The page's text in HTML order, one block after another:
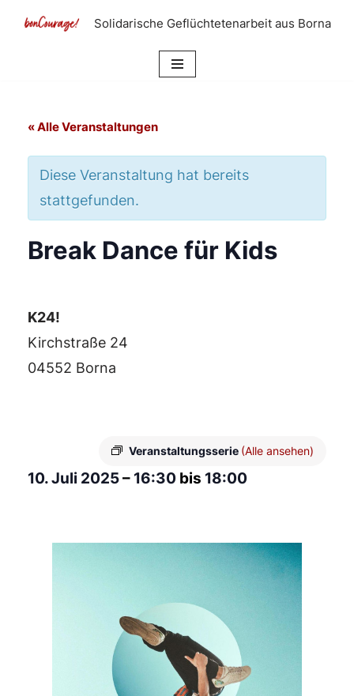
Solidarische Geflüchtetenarbeit aus Borna
« Alle Veranstaltungen
Diese Veranstaltung hat bereits
stattgefunden.
Break Dance für Kids
K24!
Kirchstraße 24
04552 Borna
Veranstaltungsserie (Alle ansehen)
10. Juli 2025– 16:30 bis 18:00